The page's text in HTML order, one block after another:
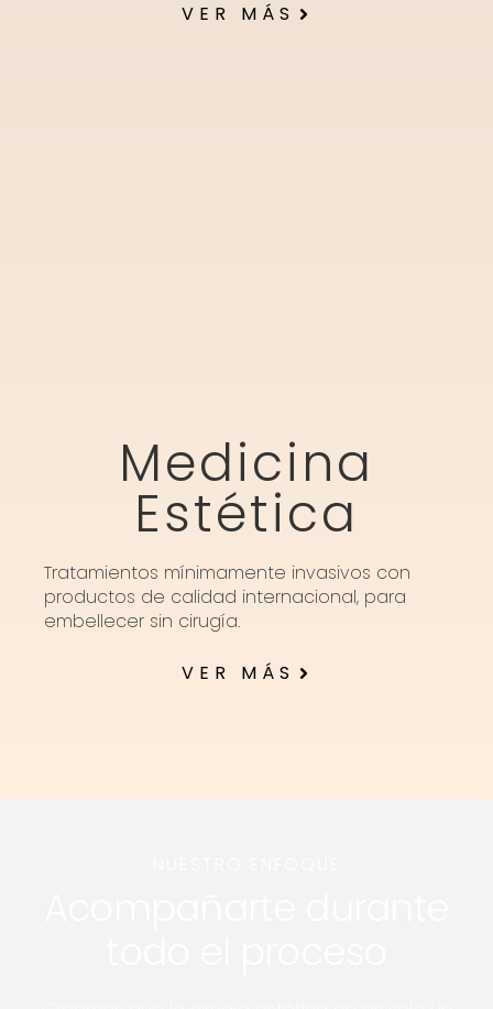
VER MÁS
Medicina
Estética
Tratamientos mínimamente invasivos con
productos de calidad internacional, para
embellecer sin cirugía.
VER MÁS